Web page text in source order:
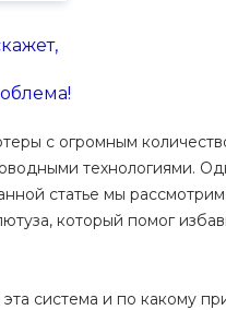
с огромным
технологиями.
статье мы рассмотрим,
который помог
система и по какому